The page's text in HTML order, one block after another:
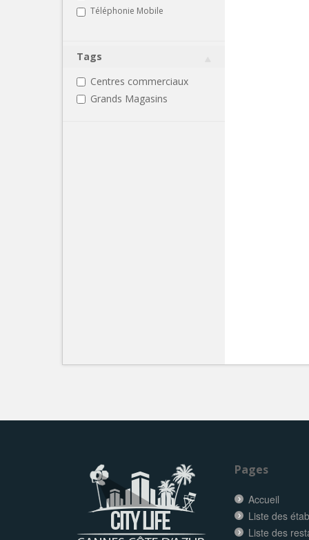
Téléphonie Mobile
Tags
Centres commerciaux
Grands Magasins
Pages
Accueil
Liste des
Liste des